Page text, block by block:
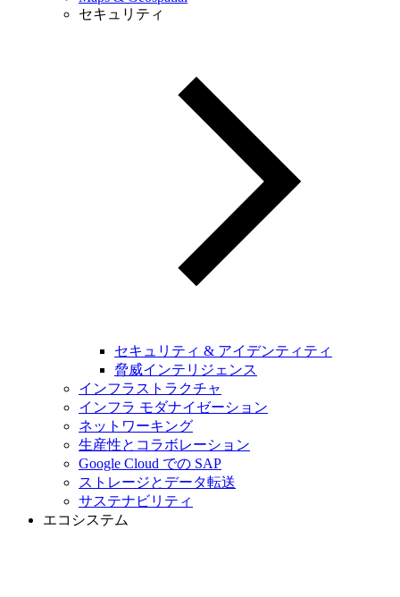
セキュリティ
セキュリティ & アイデンティティ
脅威インテリジェンス
インフラストラクチャ
インフラ モダナイゼーション
ネットワーキング
生産性とコラボレーション
Google Cloud での SAP
ストレージとデータ転送
サステナビリティ
エコシステム